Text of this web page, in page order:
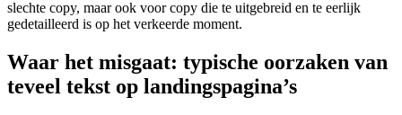
slechte copy, maar ook voor copy die te uitgebreid en te eerlijk
gedetailleerd is op het verkeerde moment.
Waar het misgaat: typische oorzaken van
teveel tekst op landingspagina’s